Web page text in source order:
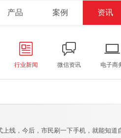
产品 案例 资讯
行业新闻 微信资讯 电子商
线，今后，市民刷一下手机，就能知